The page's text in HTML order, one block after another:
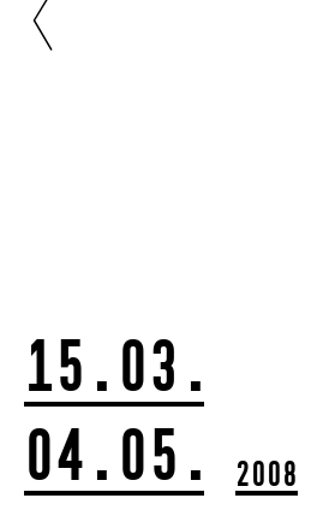
15.03.
04.05.
2008